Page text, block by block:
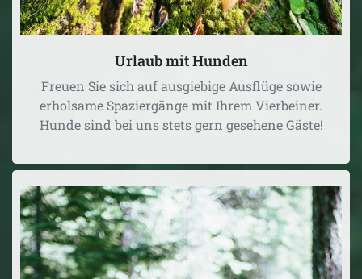
Urlaub mit Hunden
Freuen Sie sich auf ausgiebige Ausflüge sowie
erholsame Spaziergänge mit Ihrem Vierbeiner.
Hunde sind bei uns stets gern gesehene Gäste!